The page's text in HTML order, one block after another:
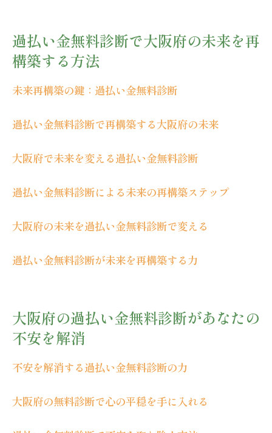
な人生
新しい未来を切り開く過払い金無料診断
サポート
過払い金無料診断で未来への一歩を踏み出
大阪府で過払い金無料診断を受ける新たな
大阪府で過払い金の無料診断を受けるべき理由
理由
大阪府ならではの過払い金無料診断の利点
大阪府で過払い金無料診断を受けるべき背
景
大阪府での過払い金無料診断の重要性
過払い金無料診断で大阪府の未来を取り戻そう
過払い金無料診断で大阪府の未来を再
構築する方法
未来再構築の鍵：過払い金無料診断
過払い金無料診断で再構築する大阪府の未来
大阪府で未来を変える過払い金無料診断
過払い金無料診断による未来の再構築ステップ
大阪府の未来を過払い金無料診断で変える
過払い金無料診断が未来を再構築する力
大阪府の過払い金無料診断があなたの
不安を解消
不安を解消する過払い金無料診断の力
大阪府の無料診断で心の平穏を手に入れる